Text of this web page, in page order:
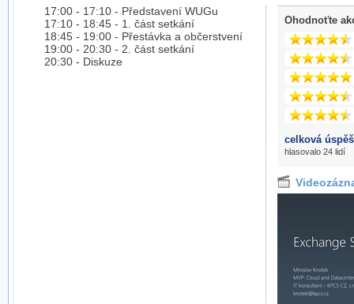
17:00 - 17:10 - Představení WUGu
17:10 - 18:45 - 1. část setkání
18:45 - 19:00 - Přestávka a občerstvení
19:00 - 20:30 - 2. část setkání
20:30 - Diskuze
Ohodnoťte
celková
hlasovalo 24 lidí